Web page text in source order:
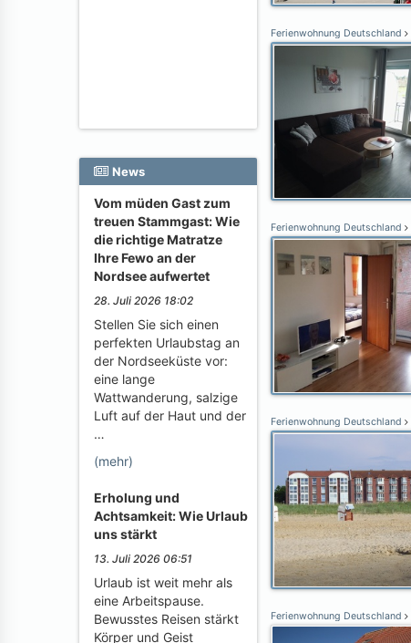
News
Vom müden Gast zum
treuen Stammgast: Wie
die richtige Matratze
Ihre Fewo an der
Nordsee aufwertet
28. Juli 2026 18:02
Stellen Sie sich einen
perfekten Urlaubstag an
der Nordseeküste vor:
eine lange
Wattwanderung, salzige
Luft auf der Haut und der
…
(mehr)
Erholung und
Achtsamkeit: Wie Urlaub
uns stärkt
13. Juli 2026 06:51
Urlaub ist weit mehr als
eine Arbeitspause.
Bewusstes Reisen stärkt
Körper und Geist
Ferienwohnung Deutschland
Ferienwohnung Deutschland
Ferienwohnung Deutschland
Ferienwohnung Deutschland